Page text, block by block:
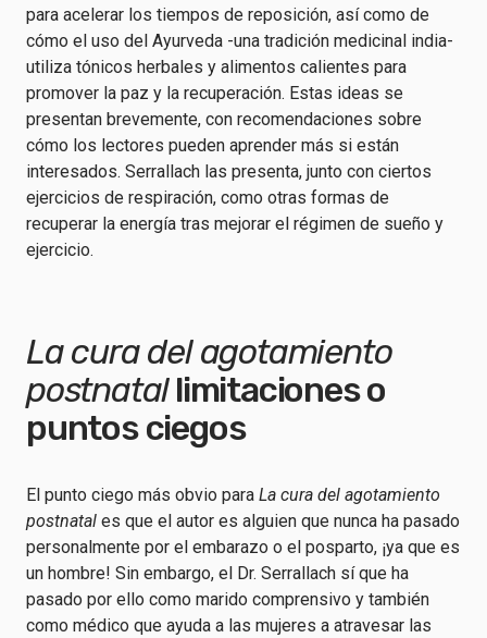
para acelerar los tiempos de reposición, así como de
cómo el uso del Ayurveda -una tradición medicinal india-
utiliza tónicos herbales y alimentos calientes para
promover la paz y la recuperación. Estas ideas se
presentan brevemente, con recomendaciones sobre
cómo los lectores pueden aprender más si están
interesados. Serrallach las presenta, junto con ciertos
ejercicios de respiración, como otras formas de
recuperar la energía tras mejorar el régimen de sueño y
ejercicio.
La cura del agotamiento
postnatallimitaciones o
puntos ciegos
El punto ciego más obvio para La cura del agotamiento
postnatal es que el autor es alguien que nunca ha pasado
personalmente por el embarazo o el posparto, ¡ya que es
un hombre! Sin embargo, el Dr. Serrallach sí que ha
pasado por ello como marido comprensivo y también
como médico que ayuda a las mujeres a atravesar las